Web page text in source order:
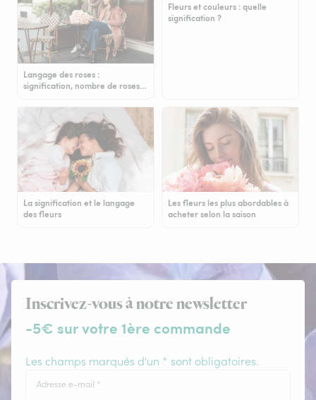
Langage des roses :
signification, nombre de roses…
Fleurs et couleurs : quelle
signification ?
La signification et le langage
des fleurs
Les fleurs les plus abordables à
acheter selon la saison
Inscrivez-vous à notre newsletter
-5€ sur votre 1ère commande
Les champs marqués d'un * sont obligatoires.
Adresse e-mail *